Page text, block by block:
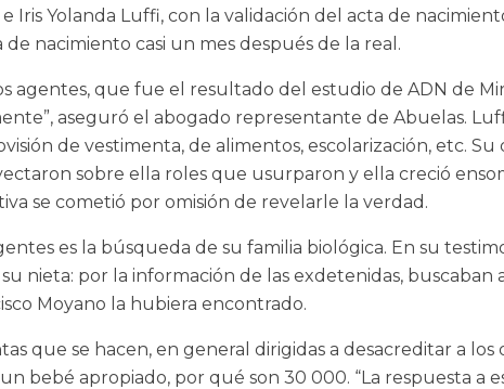
Iris Yolanda Luffi, con la validación del acta de
nacimiento casi un mes después de la real.
que fue el resultado del estudio de ADN de
aseguró el abogado representante de Abuelas.
de vestimenta, de alimentos, escolarización, etc. Su
sobre ella roles que usurparon y ella creció
se cometió por omisión de revelarle la verdad.
es la búsqueda de su familia biológica. En su
nieta: por la información de las exdetenidas, buscaban
Moyano la hubiera encontrado.
que se hacen, en general dirigidas a desacreditar a los
bebé apropiado, por qué son 30 000. “La respuesta a